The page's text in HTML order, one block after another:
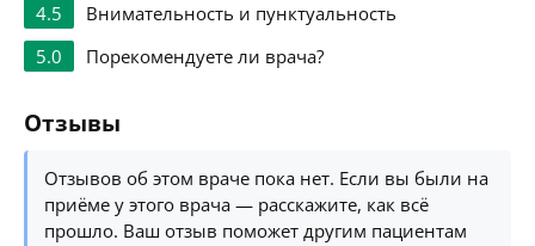
4.5
Внимательность и пунктуальность
5.0
Порекомендуете ли врача?
Отзывы
Отзывов об этом враче пока нет. Если вы были на
приёме у этого врача — расскажите, как всё
прошло. Ваш отзыв поможет другим пациентам